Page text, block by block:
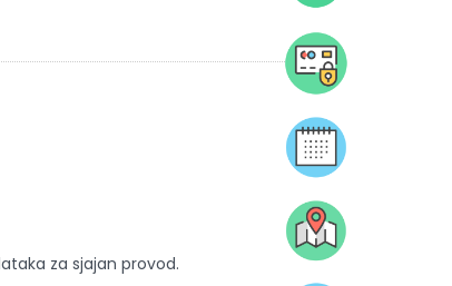
za sjajan provod.